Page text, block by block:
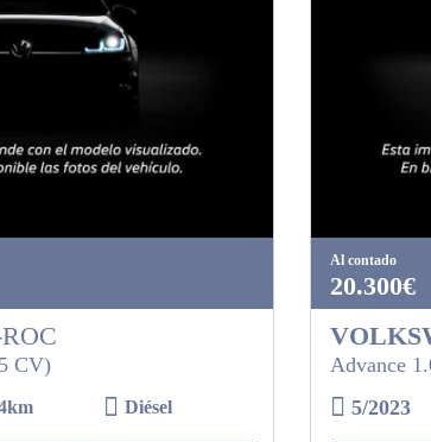
CV)
Diésel
Al contado
20.300€
Advance
5/2023